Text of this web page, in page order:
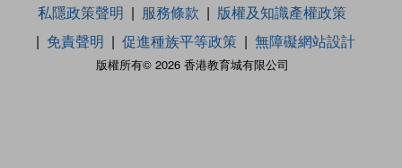
版權所有© 2026 香港教育城有限公司
私隱政策聲明 服務條款
版權及知識產權政策
免責聲明
促進種族平等政策 無障礙網站設計